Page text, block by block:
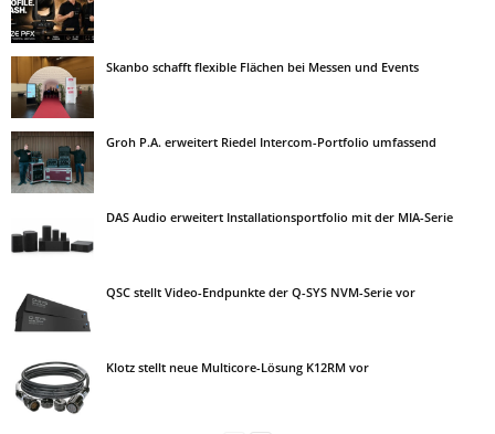
Skanbo schafft flexible Flächen bei Messen und Events
Groh P.A. erweitert Riedel Intercom-Portfolio umfassend
DAS Audio erweitert Installationsportfolio mit der MIA-Serie
QSC stellt Video-Endpunkte der Q-SYS NVM-Serie vor
Klotz stellt neue Multicore-Lösung K12RM vor